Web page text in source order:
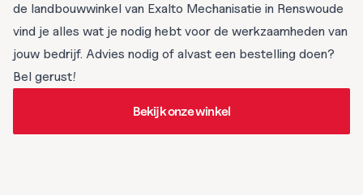
de landbouwwinkel van Exalto Mechanisatie in Renswoude
vind je alles wat je nodig hebt voor de werkzaamheden van
jouw bedrijf. Advies nodig of alvast een bestelling doen?
Bel gerust!
Bekijk onze winkel
Bekijk onze winkel